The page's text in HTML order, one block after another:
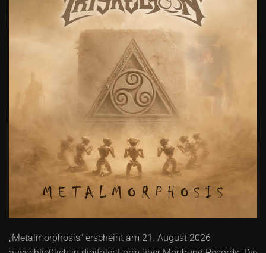
„Metalmorphosis“ erscheint am 21. August 2026